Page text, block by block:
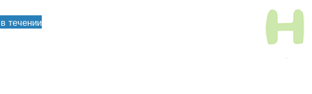
течении